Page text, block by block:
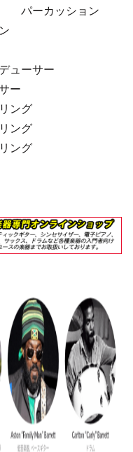
パーカッション
ューサー
ー
ング
ング
ング